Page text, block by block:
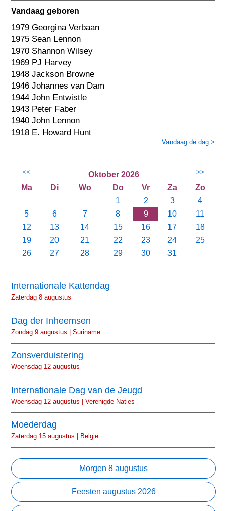
Vandaag geboren
1979 Georgina Verbaan
1975 Sean Lennon
1970 Shannon Wilsey
1969 PJ Harvey
1948 Jackson Browne
1946 Johannes van Dam
1944 John Entwistle
1943 Peter Faber
1940 John Lennon
1918 E. Howard Hunt
Vandaag de dag >
<< Oktober 2026 >>
Ma Di Wo Do Vr Za
Zo
1
2 3
4
5
6 7 8 9 10
11
12
13 14 15 16 17
18
19
20 21 22 23 24
25
26
27 28 29 30 31
Internationale Kattendag
Zaterdag 8 augustus
Dag der Inheemsen
Zondag 9 augustus | Suriname
Zonsverduistering
Woensdag 12 augustus
Internationale Dag van de Jeugd
Woensdag 12 augustus | Verenigde Naties
Moederdag
Zaterdag 15 augustus | België
Morgen 8 augustus
Feesten augustus 2026